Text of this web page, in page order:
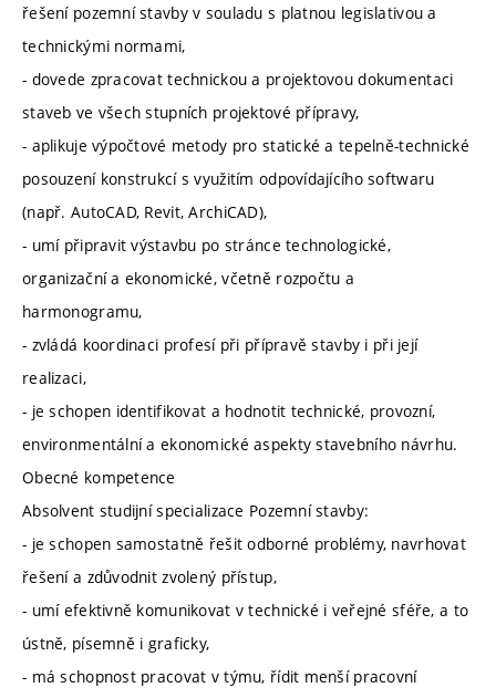
řešení pozemní stavby v souladu s platnou legislativou a
technickými normami,
- dovede zpracovat technickou a projektovou dokumentaci
staveb ve všech stupních projektové přípravy,
- aplikuje výpočtové metody pro statické a tepelně-technické
posouzení konstrukcí s využitím odpovídajícího softwaru
(např. AutoCAD, Revit, ArchiCAD),
- umí připravit výstavbu po stránce technologické,
organizační a ekonomické, včetně rozpočtu a
harmonogramu,
- zvládá koordinaci profesí při přípravě stavby i při její
realizaci,
- je schopen identifikovat a hodnotit technické, provozní,
environmentální a ekonomické aspekty stavebního návrhu.
Obecné kompetence
Absolvent studijní specializace Pozemní stavby:
- je schopen samostatně řešit odborné problémy, navrhovat
řešení a zdůvodnit zvolený přístup,
- umí efektivně komunikovat v technické i veřejné sféře, a to
ústně, písemně i graficky,
- má schopnost pracovat v týmu, řídit menší pracovní